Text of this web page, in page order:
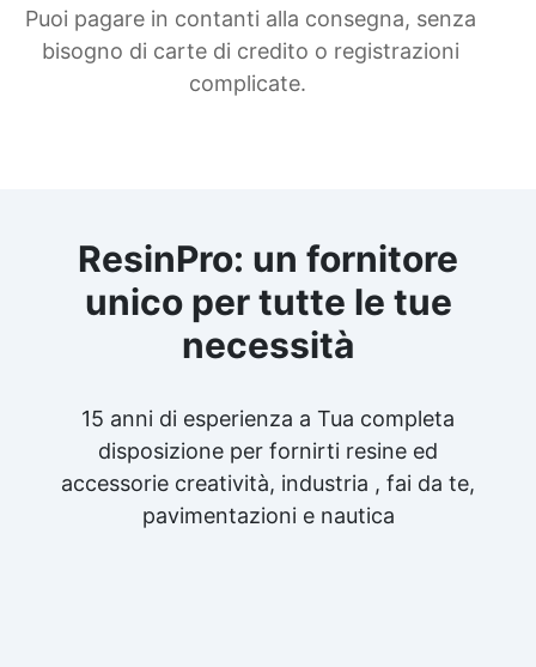
Puoi pagare in contanti alla consegna, senza
bisogno di carte di credito o registrazioni
complicate.
ResinPro: un fornitore
unico per tutte le tue
necessità
15 anni di esperienza a Tua completa
disposizione per fornirti resine ed
accessorie creatività, industria , fai da te,
pavimentazioni e nautica